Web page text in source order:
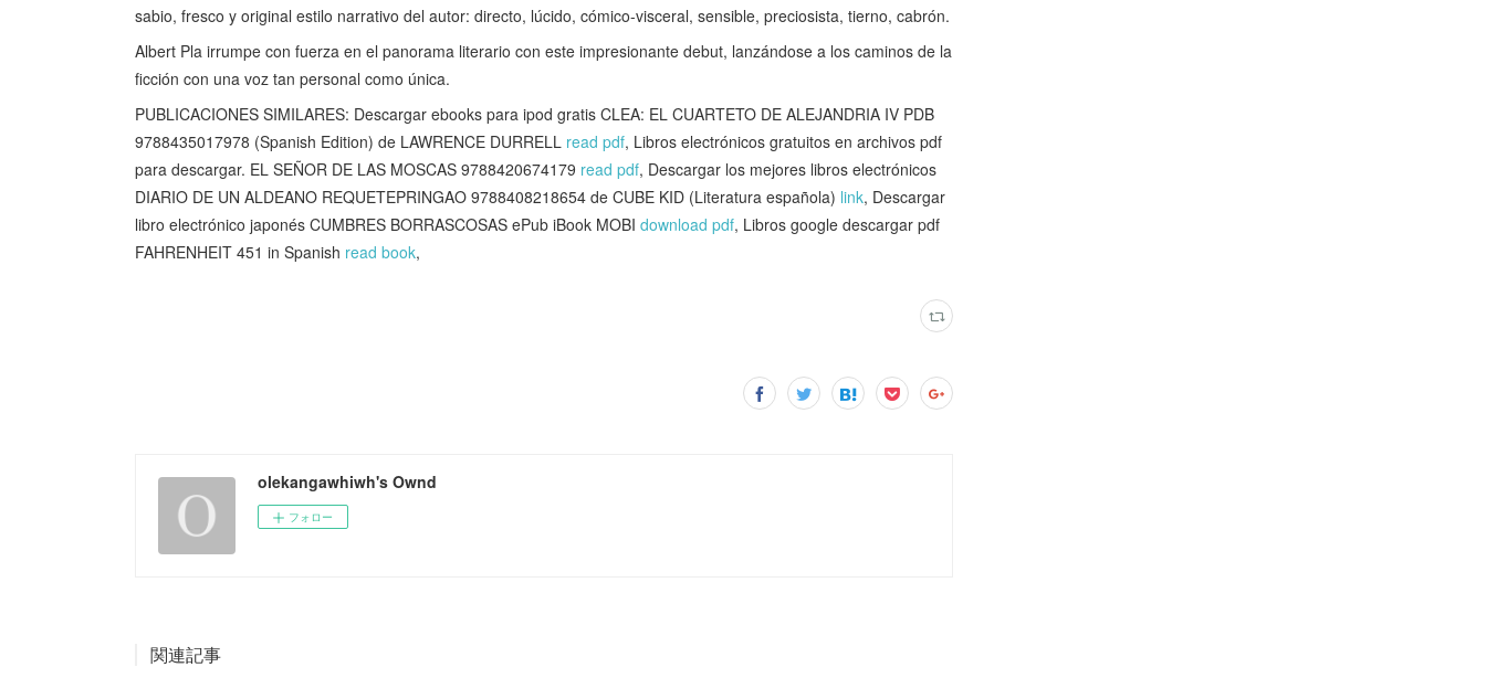
sabio, fresco y original estilo narrativo del autor: directo, lúcido, cómico-visceral, sensible, preciosista, tierno, cabrón.
Albert Pla irrumpe con fuerza en el panorama literario con este impresionante debut, lanzándose a los caminos de la
ficción con una voz tan personal como única.
PUBLICACIONES SIMILARES: Descargar ebooks para ipod gratis CLEA: EL CUARTETO DE ALEJANDRIA IV PDB
9788435017978 (Spanish Edition) de LAWRENCE DURRELL read pdf, Libros electrónicos gratuitos en archivos pdf
para descargar. EL SEÑOR DE LAS MOSCAS 9788420674179 read pdf, Descargar los mejores libros electrónicos
DIARIO DE UN ALDEANO REQUETEPRINGAO 9788408218654 de CUBE KID (Literatura española) link, Descargar
libro electrónico japonés CUMBRES BORRASCOSAS ePub iBook MOBI download pdf, Libros google descargar pdf
FAHRENHEIT 451 in Spanish read book,
olekangawhiwh's Ownd
フォロー
関連記事